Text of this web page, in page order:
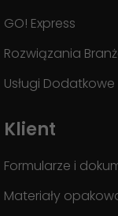
GO! Express
Rozwiązania
Usługi Dodatkowe
Klient
Formularze i
Materiały